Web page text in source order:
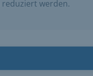
werden.